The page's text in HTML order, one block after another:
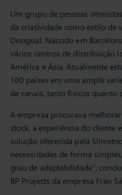
Um grupo de pessoas
da criatividade como estilo de
Desigual. Nascido em
vários centros de distribuição
América e Ásia. Atualmente
100 países em uma ampla
de canais, tanto físicos quanto
A empresa procurava
stock, a experiência do cliente
solução oferecida pela
necessidades de forma
grau de adaptabilidade”,
BP Projects da empresa Fran